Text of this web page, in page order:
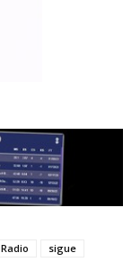
Radio
sigue